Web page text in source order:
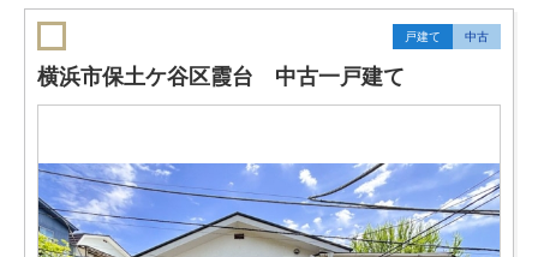
戸建て 中古
横浜市保土ケ谷区霞台 中古一戸建て